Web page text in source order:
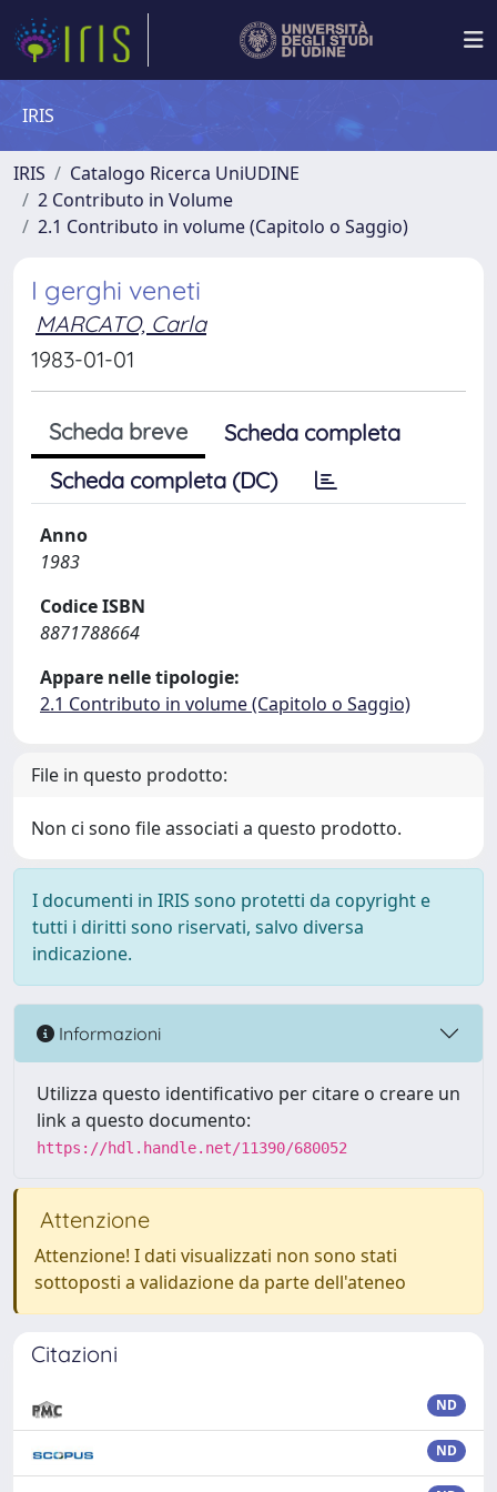
IRIS
IRIS
Catalogo Ricerca UniUDINE
2 Contributo in Volume
2.1 Contributo in volume (Capitolo o Saggio)
I gerghi veneti
MARCATO, Carla
1983-01-01
Scheda breve
Scheda completa
Scheda completa (DC)
Anno
1983
Codice ISBN
8871788664
Appare nelle tipologie:
2.1 Contributo in volume (Capitolo o Saggio)
File in questo prodotto:
Non ci sono file associati a questo prodotto.
I documenti in IRIS sono protetti da copyright e
tutti i diritti sono riservati, salvo diversa
indicazione.
Informazioni
Utilizza questo identificativo per citare o creare un
link a questo documento:
https://hdl.handle.net/11390/680052
Attenzione
Attenzione! I dati visualizzati non sono stati
sottoposti a validazione da parte dell'ateneo
Citazioni
ND
ND